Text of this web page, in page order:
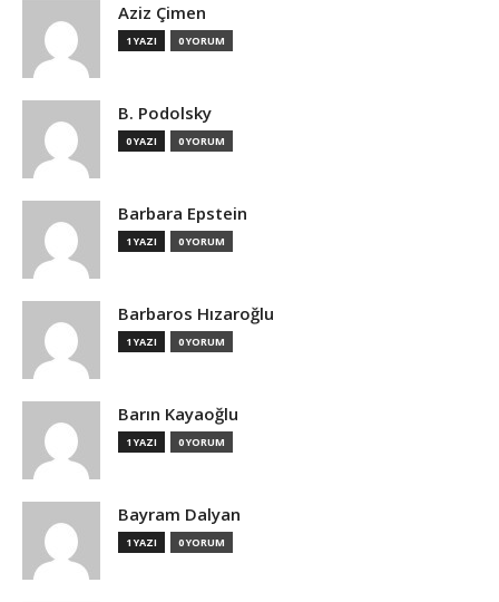
Aziz Çimen
1 YAZI 0 YORUM
B. Podolsky
0 YAZI 0 YORUM
Barbara Epstein
1 YAZI 0 YORUM
Barbaros Hızaroğlu
1 YAZI 0 YORUM
Barın Kayaoğlu
1 YAZI 0 YORUM
Bayram Dalyan
1 YAZI 0 YORUM